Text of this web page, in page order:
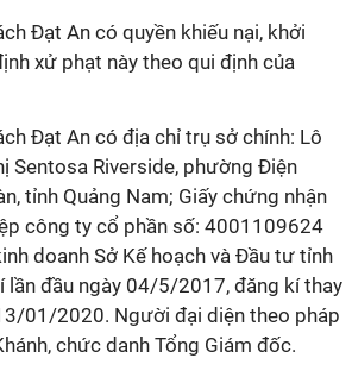
Đạt An có quyền khiếu nại, khởi
xử phạt này theo qui định của
Đạt An có địa chỉ trụ sở chính: Lô
Sentosa Riverside, phường Điện
tỉnh Quảng Nam; Giấy chứng nhận
công ty cổ phần số: 4001109624
doanh Sở Kế hoạch và Đầu tư tỉnh
lần đầu ngày 04/5/2017, đăng kí thay
01/2020. Người đại diện theo pháp
chức danh Tổng Giám đốc.